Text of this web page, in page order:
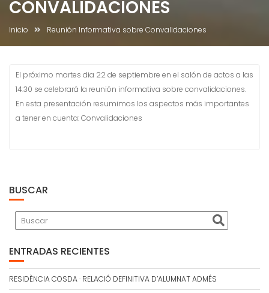
CONVALIDACIONES
Inicio Reunión Informativa sobre Convalidaciones
El próximo martes dia 22 de septiembre en el salón de actos a las
14:30 se celebrará la reunión informativa sobre convalidaciones.
En esta presentación resumimos los aspectos más importantes
a tener en cuenta: Convalidaciones
BUSCAR
ENTRADAS RECIENTES
RESIDÈNCIA COSDA · RELACIÓ DEFINITIVA D’ALUMNAT ADMÉS